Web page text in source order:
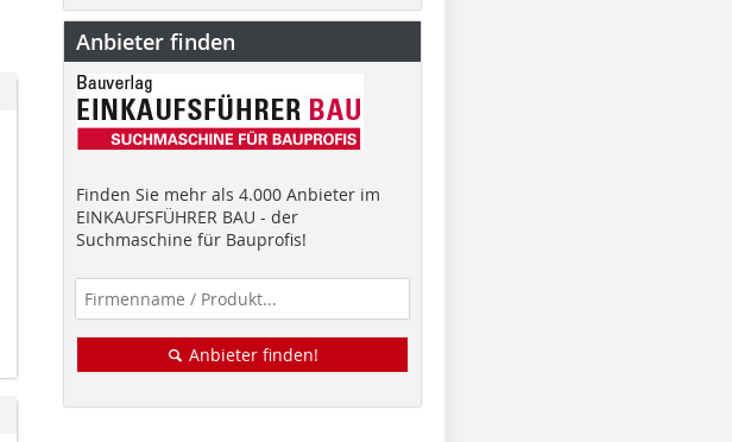
Anbieter finden
Finden Sie mehr als 4.000 Anbieter im
EINKAUFSFÜHRER BAU - der
Suchmaschine für Bauprofis!
Anbieter finden!